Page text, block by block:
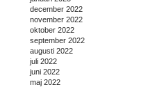
december 2022
november 2022
oktober 2022
september 2022
augusti 2022
juli 2022
juni 2022
maj 2022